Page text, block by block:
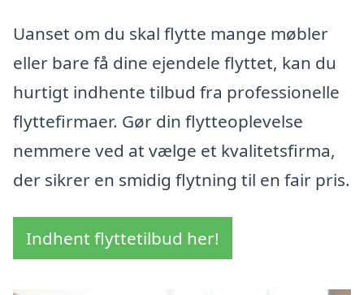
Uanset om du skal flytte mange møbler
eller bare få dine ejendele flyttet, kan du
hurtigt indhente tilbud fra professionelle
flyttefirmaer. Gør din flytteoplevelse
nemmere ved at vælge et kvalitetsfirma,
der sikrer en smidig flytning til en fair pris.
Indhent flyttetilbud her!